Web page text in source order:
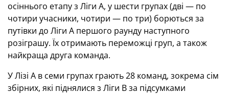
осіннього етапу з Ліги А, у шести групах (дві — по
чотири учасники, чотири — по три) борються за
путівки до Ліги А першого раунду наступного
розіграшу. Їх отримають переможці груп, а також
найкраща друга команда.
У Лізі А в семи групах грають 28 команд, зокрема сім
збірних, які піднялися з Ліги В за підсумками